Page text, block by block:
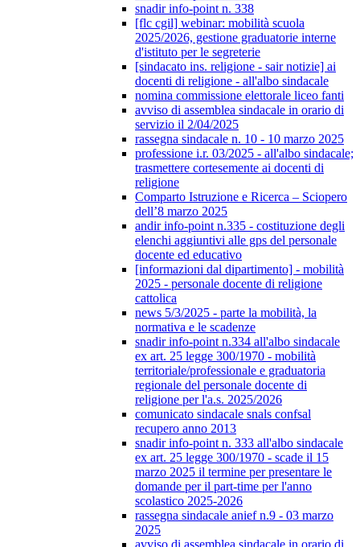
snadir info-point n. 338
[flc cgil] webinar: mobilità scuola
2025/2026, gestione graduatorie interne
d'istituto per le segreterie
[sindacato ins. religione - sair notizie] ai
docenti di religione - all'albo sindacale
nomina commissione elettorale liceo fanti
avviso di assemblea sindacale in orario di
servizio il 2/04/2025
rassegna sindacale n. 10 - 10 marzo 2025
professione i.r. 03/2025 - all'albo sindacale;
trasmettere cortesemente ai docenti di
religione
Comparto Istruzione e Ricerca – Sciopero
dell’8 marzo 2025
andir info-point n.335 - costituzione degli
elenchi aggiuntivi alle gps del personale
docente ed educativo
[informazioni dal dipartimento] - mobilità
2025 - personale docente di religione
cattolica
news 5/3/2025 - parte la mobilità, la
normativa e le scadenze
snadir info-point n.334 all'albo sindacale
ex art. 25 legge 300/1970 - mobilità
territoriale/professionale e graduatoria
regionale del personale docente di
religione per l'a.s. 2025/2026
comunicato sindacale snals confsal
recupero anno 2013
snadir info-point n. 333 all'albo sindacale
ex art. 25 legge 300/1970 - scade il 15
marzo 2025 il termine per presentare le
domande per il part-time per l'anno
scolastico 2025-2026
rassegna sindacale anief n.9 - 03 marzo
2025